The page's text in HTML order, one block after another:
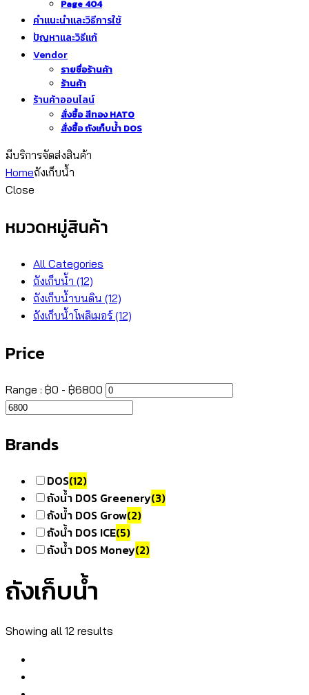
Page 404
คำแนะนำและวิธีการใช้
ปัญหาและวิธีแก้
Vendor
รายชื่อร้านค้า
ร้านค้า
ร้านค้าออนไลน์
สั่งซื้อ สีทอง HATO
สั่งซื้อ ถังเก็บน้ำ DOS
มีบริการจัดส่งสินค้า
Homeถังเก็บน้ำ
Close
หมวดหมู่สินค้า
All Categories
ถังเก็บน้ำ (12)
ถังเก็บน้ำบนดิน (12)
ถังเก็บน้ำโพลิเมอร์(12)
Price
Range : ฿0 - ฿6800
Brands
DOS(12)
ถังน้ำ DOS Greenery(3)
ถังน้ำ DOS Grow(2)
ถังน้ำ DOS ICE(5)
ถังน้ำ DOS Money(2)
ถังเก็บน้ำ
Showing all 12 results